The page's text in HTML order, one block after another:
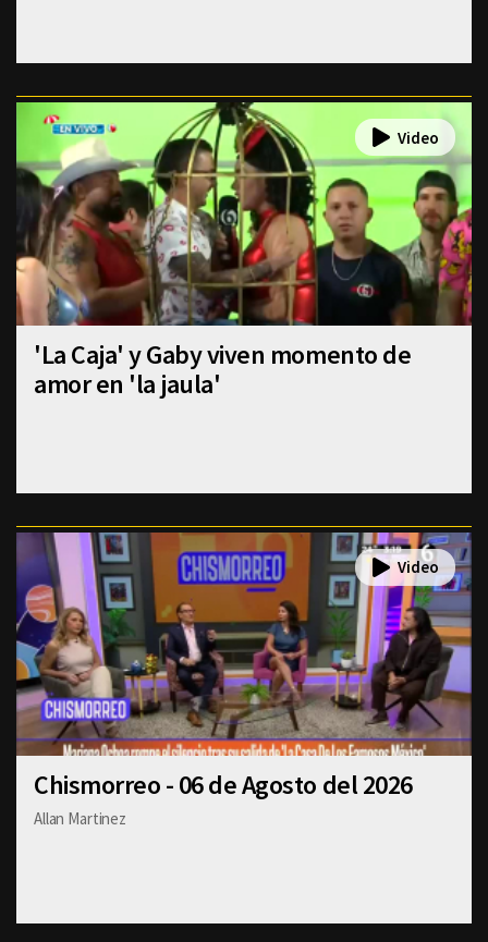
'La Caja' y Gaby viven momento de
amor en 'la jaula'
Chismorreo - 06 de Agosto del 2026
Allan Martinez